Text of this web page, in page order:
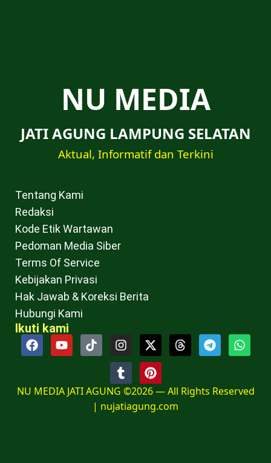
NU MEDIA
JATI AGUNG LAMPUNG SELATAN
Aktual, Informatif dan Terkini
Tentang Kami
Redaksi
Kode Etik Wartawan
Pedoman Media Siber
Terms Of Service
Kebijakan Privasi
Hak Jawab & Koreksi Berita
Hubungi Kami
Ikuti kami
NU MEDIA JATI AGUNG ©2026 — All Rights Reserved
| nujatiagung.com